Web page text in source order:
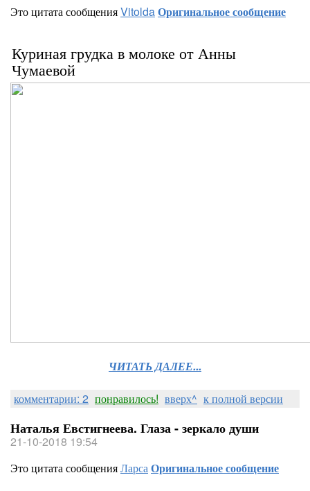
Это цитата сообщенияVitoldaОригинальное сообщение
Куриная грудка в молоке от Анны
Чумаевой
ЧИТАТЬ ДАЛЕЕ...
комментарии: 2 понравилось! вверх^ к полной версии
Наталья Евстигнеева. Глаза - зеркало души
21-10-2018 19:54
Это цитата сообщенияЛарсаОригинальное сообщение